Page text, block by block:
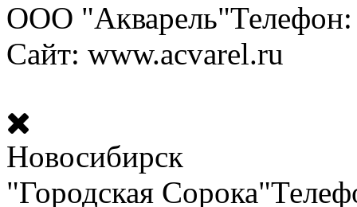
ООО "Акварель"
Сайт: www.acvarel.ru
Новосибирск
"Городская Сорока"